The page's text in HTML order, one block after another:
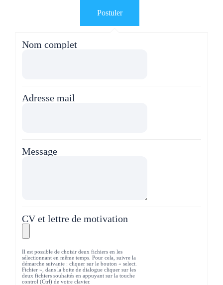
Nom complet
Adresse mail
Message
CV et lettre de motivation
Il est possible de choisir deux fichiers en les
sélectionnant en même temps. Pour cela, suivre la
démarche suivante : cliquer sur le bouton « select.
Fichier », dans la boite de dialogue cliquer sur les
deux fichiers souhaités en appuyant sur la touche
control (Ctrl) de votre clavier.